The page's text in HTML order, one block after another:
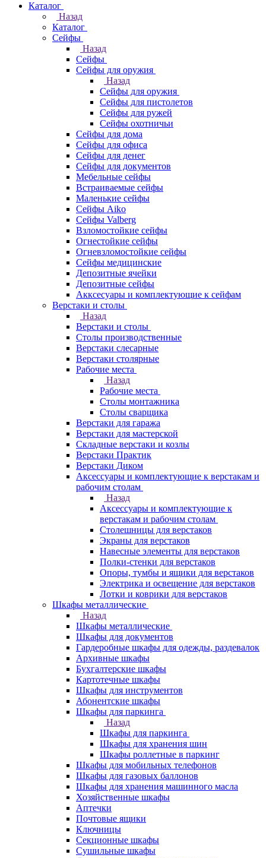
Каталог
Назад
Каталог
Cейфы
Назад
Cейфы
Cейфы для оружия
Назад
Cейфы для оружия
Сейфы для пистолетов
Сейфы для ружей
Сейфы охотничьи
Cейфы для дома
Cейфы для офиса
Сейфы для денег
Сейфы для документов
Мебельные сейфы
Встраиваемые сейфы
Маленькие сейфы
Сейфы Aiko
Сейфы Valberg
Взломостойкие сейфы
Огнестойкие сейфы
Огневзломостойкие сейфы
Сейфы медицинские
Депозитные ячейки
Депозитные сейфы
Акксесуары и комплектующие к сейфам
Верстаки и столы
Назад
Верстаки и столы
Столы производственные
Верстаки слесарные
Верстаки столярные
Рабочие места
Назад
Рабочие места
Столы монтажника
Столы сварщика
Верстаки для гаража
Верстаки для мастерской
Складные верстаки и козлы
Верстаки Практик
Верстаки Диком
Аксессуары и комплектующие к верстакам и
рабочим столам
Назад
Аксессуары и комплектующие к
верстакам и рабочим столам
Столешницы для верстаков
Экраны для верстаков
Навесные элементы для верстаков
Полки-стенки для верстаков
Опоры, тумбы и ящики для верстаков
Электрика и освещение для верстаков
Лотки и коврики для верстаков
Шкафы металлические
Назад
Шкафы металлические
Шкафы для документов
Гардеробные шкафы для одежды, раздевалок
Архивные шкафы
Бухгалтерские шкафы
Картотечные шкафы
Шкафы для инструментов
Абонентские шкафы
Шкафы для паркинга
Назад
Шкафы для паркинга
Шкафы для хранения шин
Шкафы роллетные в паркинг
Шкафы для мобильных телефонов
Шкафы для газовых баллонов
Шкафы для хранения машинного масла
Хозяйственные шкафы
Аптечки
Почтовые ящики
Ключницы
Секционные шкафы
Сушильные шкафы